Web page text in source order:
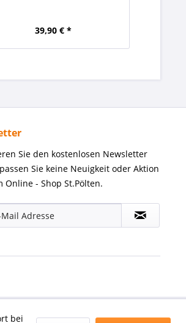
39,90 € *
Sie den kostenlosen Newsletter
Sie keine Neuigkeit oder Aktion
Online - Shop St.Pölten.
bei